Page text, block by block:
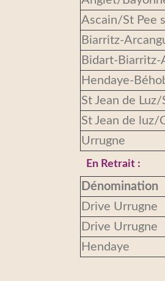
Ascain/St Pee
Biarritz-
Bidart-Biarritz-
Hendaye-
St Jean de Luz/
St Jean de
Urrugne
En Retrait :
Dénomination
Drive Urrugne
Drive Urrugne
Hendaye